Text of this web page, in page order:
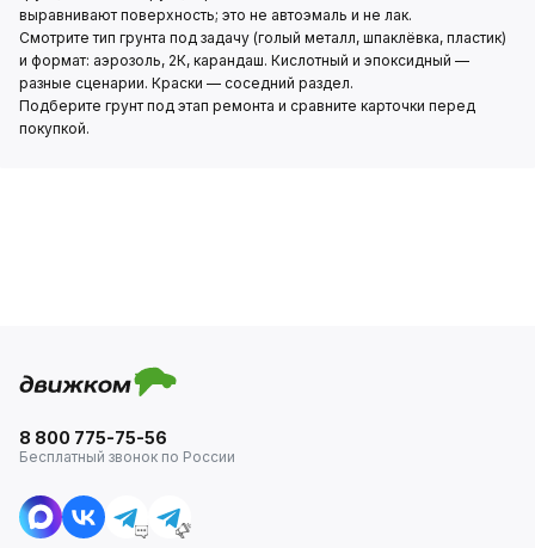
выравнивают поверхность; это не автоэмаль и не лак.
Смотрите тип грунта под задачу (голый металл, шпаклёвка, пластик)
и формат: аэрозоль, 2К, карандаш. Кислотный и эпоксидный —
разные сценарии. Краски — соседний раздел.
Подберите грунт под этап ремонта и сравните карточки перед
покупкой.
8 800 775-75-56
Бесплатный звонок по России